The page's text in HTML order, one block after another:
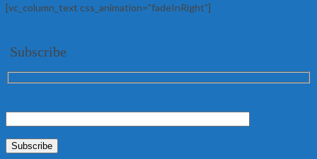
[vc_column_text css_animation=”fadeInRight”]
Subscribe